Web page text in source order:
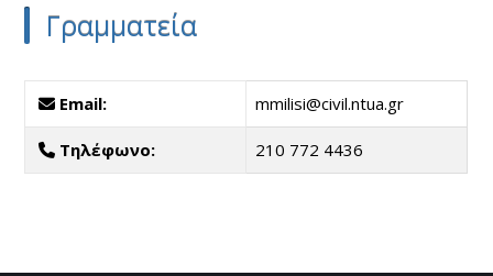
Γραμματεία
Email: mmilisi@civil.ntua.gr
Τηλέφωνο: 210 772 4436